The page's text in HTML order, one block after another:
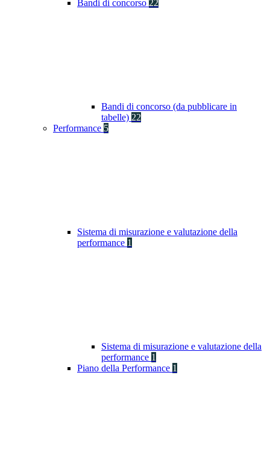
Bandi di concorso 22
Bandi di concorso (da pubblicare in
tabelle) 22
Performance 5
Sistema di misurazione e valutazione della
performance 1
Sistema di misurazione e valutazione della
performance 1
Piano della Performance 1